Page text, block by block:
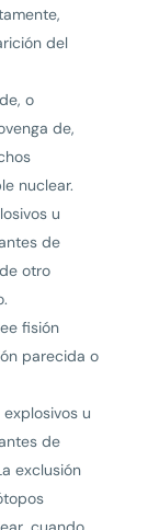
del
o
de,
nuclear.
u
de
otro
fisión
parecida o
u
de
exclusión